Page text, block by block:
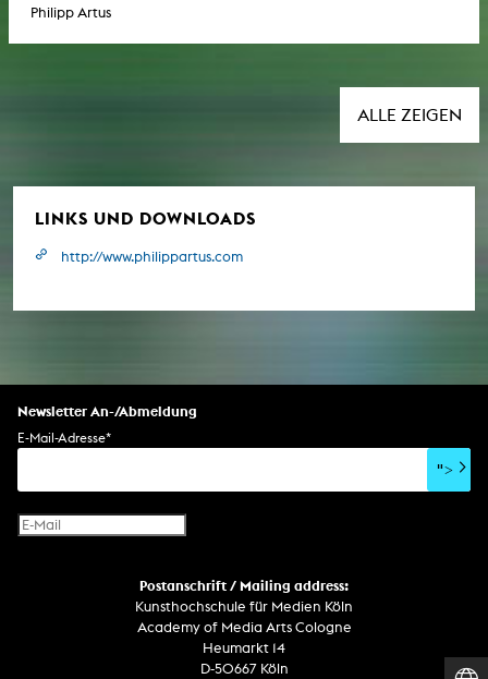
Philipp Artus
ALLE ZEIGEN
LINKS UND DOWNLOADS
http://www.philippartus.com
Newsletter An-/Abmeldung
E-Mail-Adresse*
">
Postanschrift / Mailing address:
Kunsthochschule für Medien Köln
Academy of Media Arts Cologne
Heumarkt 14
D-50667 Köln